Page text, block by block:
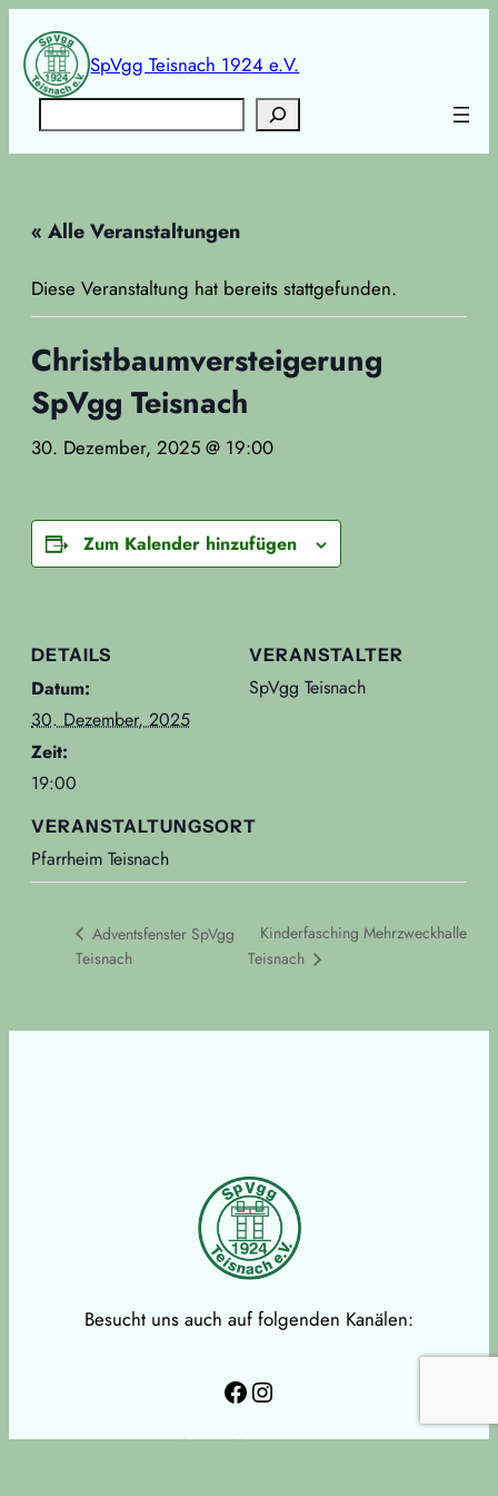
SpVgg Teisnach 1924 e.V.
« Alle Veranstaltungen
Diese Veranstaltung hat bereits stattgefunden.
Christbaumversteigerung
SpVgg Teisnach
30. Dezember, 2025 @ 19:00
Zum Kalender hinzufügen
DETAILS
Datum:
30. Dezember, 2025
Zeit:
19:00
VERANSTALTUNGSORT
Pfarrheim Teisnach
VERANSTALTER
SpVgg Teisnach
Adventsfenster SpVgg
Teisnach
Kinderfasching Mehrzweckhalle
Teisnach
Besucht uns auch auf folgenden Kanälen:
Facebook
Instagram
DatenschutzerklärungImpressum